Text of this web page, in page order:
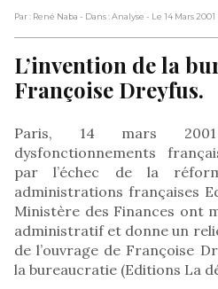
Par : René Naba - Dans : Analyse - Le 14 Mars 2001
L’invention de la
Françoise Dreyfus.
Paris, 14 mars
dysfonctionnements
par l’échec de la
administrations françaises
Ministère des Finances ont
administratif et donne un
de l’ouvrage de Françoise
la bureaucratie (Editions La